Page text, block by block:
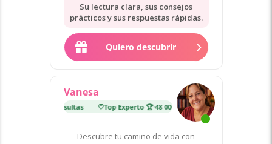
Su lectura clara, sus consejos
prácticos y sus respuestas rápidas.
Quiero descubrir
Vanesa
48 000 consultas Top Experto 🏆·48 000 consultas
Descubre tu camino de vida con